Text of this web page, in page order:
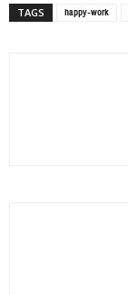
TAGS happy-work